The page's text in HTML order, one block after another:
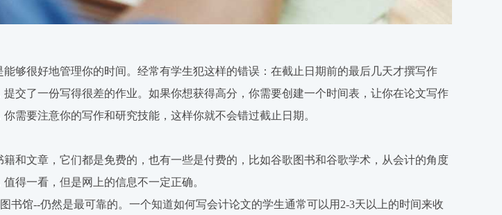
够很好地管理你的时间。经常有学生犯这样的错误：在截止日期前的最后几天才撰写作
交了一份写得很差的作业。如果你想获得高分，你需要创建一个时间表，让你在论文写作
需要注意你的写作和研究技能，这样你就不会错过截止日期。
和文章，它们都是免费的，也有一些是付费的，比如谷歌图书和谷歌学术，从会计的角度
得一看，但是网上的信息不一定正确。
书馆--仍然是最可靠的。一个知道如何写会计论文的学生通常可以用2-3天以上的时间来收